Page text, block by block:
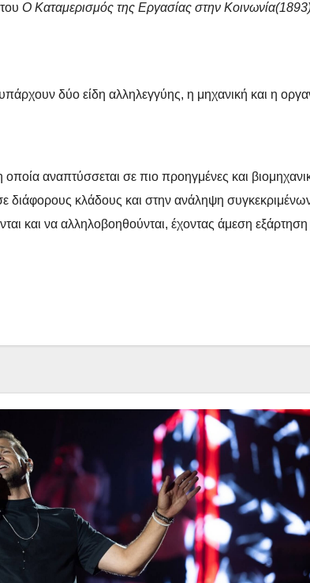
Ο Καταμερισμός της Εργασίας στην
δύο είδη αλληλεγγύης, η μηχανική και η
αναπτύσσεται σε πιο προηγμένες και
διάφορους κλάδους και στην ανάληψη
και να αλληλοβοηθούνται, έχοντας άμεση